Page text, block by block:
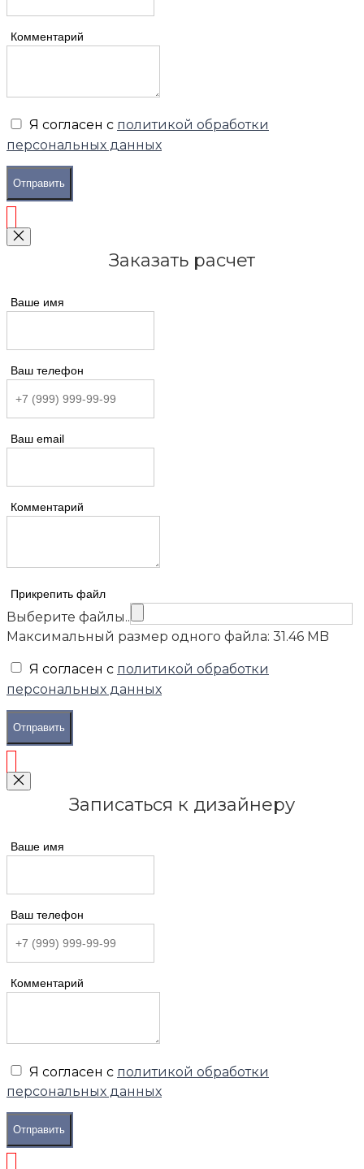
Комментарий
Я согласен с политикой обработки
персональных данных
Отправить
Заказать расчет
Ваше имя
Ваш телефон
Ваш email
Комментарий
Прикрепить файл
Выберите файлы..
Максимальный размер одного файла: 31.46 MB
Я согласен с политикой обработки
персональных данных
Отправить
Записаться к дизайнеру
Ваше имя
Ваш телефон
Комментарий
Я согласен с политикой обработки
персональных данных
Отправить